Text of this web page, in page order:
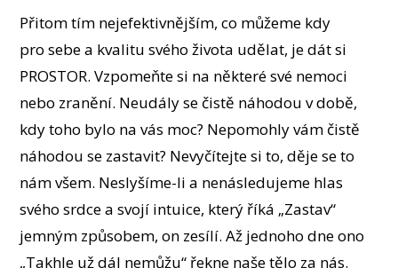
Přitom tím nejefektivnějším, co můžeme kdy
pro sebe a kvalitu svého života udělat, je dát si
PROSTOR. Vzpomeňte si na některé své nemoci
nebo zranění. Neudály se čistě náhodou v době,
kdy toho bylo na vás moc? Nepomohly vám čistě
náhodou se zastavit? Nevyčítejte si to, děje se to
nám všem. Neslyšíme-li a nenásledujeme hlas
svého srdce a svojí intuice, který říká „Zastav“
jemným způsobem, on zesílí. Až jednoho dne ono
„Takhle už dál nemůžu“ řekne naše tělo za nás.